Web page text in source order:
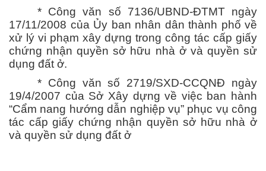
* Công văn số 7136/UBND-ĐTMT ngày
17/11/2008 của Ủy ban nhân dân thành phố về
xử lý vi phạm xây dựng trong công tác cấp giấy
chứng nhận quyền sở hữu nhà ở và quyền sử
dụng đất ở.
* Công văn số 2719/SXD-CCQNĐ ngày
19/4/2007 của Sở Xây dựng về việc ban hành
“Cẩm nang hướng dẫn nghiệp vụ” phục vụ công
tác cấp giấy chứng nhận quyền sở hữu nhà ở
và quyền sử dụng đất ở